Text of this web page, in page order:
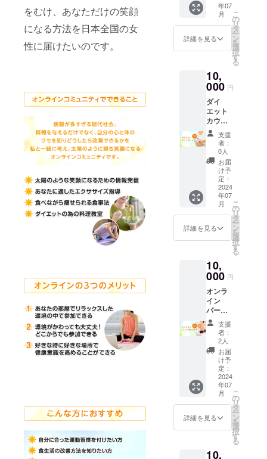
をむけ、あなただけの笑顔
になる方法を日本全国の女
性に届けたいのです。
い。ま
た、特
物を比
喩する
良俗に
反する
お名前
は掲載
をお断
りする
事が御
座いま
す、ご
注意く
ださ
い。
分/ス
テップ
46分 ＝
＝ 動画
ンライ
ンコ
ティサ
イトが
出来上
がり次
第 メー
ルで
URL等
をお知
らせ致
しま
す。※9
月頃
ン予定
m 袖
丈/18c
m S:
身
m 肩
幅/44c
丈/19c
m M: 身
丈/70c
m 身
幅/50c
m 肩
幅/47c
m 袖
丈/20c
m L:
丈/74c
m 身
幅/55c
丈/22c
m XL:
丈/78c
m 身
幅/58c
m 肩
幅/53c
m 袖
丈/24c
後の変
更は受
付でき
ません
注意下
さい ＝
回のT
シャツ
の為に
NATSU
MI
のロゴ
を作成
しまし
た。 <
素材>
綿100%
<サイズ
> XS: 身
丈/63c
m 身
幅/46c
m 肩
幅/41c
m 袖
丈/18c
m S:
身
m 肩
幅/44c
丈/19c
m M: 身
丈/70c
m 身
幅/50c
m 肩
幅/47c
m 袖
丈/20c
m L:
丈/74c
m 身
幅/55c
丈/22c
年07
月
詳細を見る
こ
の
リ
タ
ー
ン
を
選
択
す
る
10,
000 円
ダイ
エット
カウン
セリン
グ（100
分） あ
ともう
少し痩
せたい
けどな
かなか
痩せら
れな
い！
SNSの
情報を
実践し
ている
のに痩
せられ
ない！
そんな
あなた
のため
のダイ
エット
カウン
セリン
グで
す。
100分で
あなた
確にし
支援
者：
0人
お届
け予
定：
2024
年07
月
詳細を見る
こ
の
リ
タ
ー
ン
を
選
択
す
る
10,
000 円
オンラ
イン
パーソ
ナルピ
ラティ
ス（60
分×3
回） ピ
ラティ
スを受
けると
「腰痛
が改善
した」
「姿勢
た」
支援
者：
2人
お届
け予
定：
2024
年07
月
詳細を見る
こ
の
リ
タ
ー
ン
を
選
択
す
る
10,